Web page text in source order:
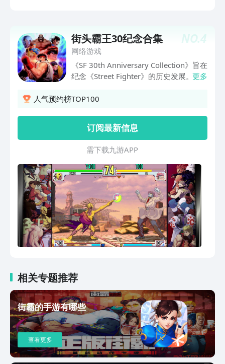
NO.4
街头霸王30纪念合集
网络游戏
《SF 30th Anniversary Collection》旨在
纪念《Street Fighter》的历史发展。这
《Street Fighter》纪念合集，包括四款
和《SFIII: Third Strike》，玩家可通过在
线街机模式与好友对战！
更多
人气预约榜TOP100
订阅最新信息
需 下 载 九 游 A P P
相关专题推荐
街霸的手游有哪些
查看更多